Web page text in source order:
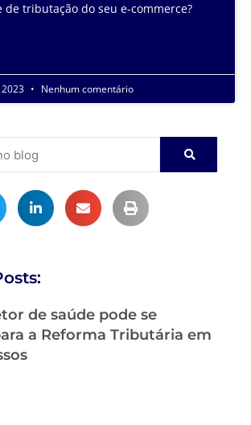
de tributação do seu e-commerce?
Nenhum comentário
de saúde pode se
a Reforma Tributária em